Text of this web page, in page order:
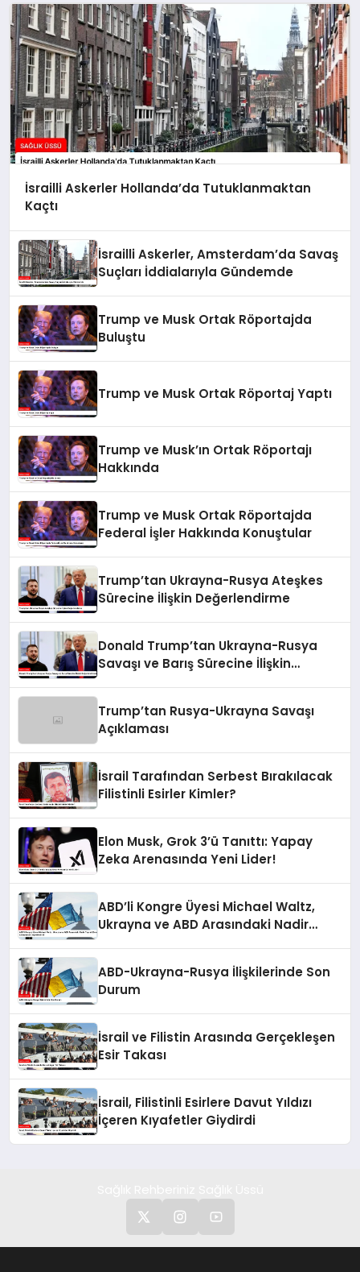
İsrailli Askerler Hollanda’da Tutuklanmaktan
Kaçtı
İsrailli Askerler, Amsterdam’da Savaş
Suçları İddialarıyla Gündemde
Trump ve Musk Ortak Röportajda
Buluştu
Trump ve Musk Ortak Röportaj Yaptı
Trump ve Musk’ın Ortak Röportajı
Hakkında
Trump ve Musk Ortak Röportajda
Federal İşler Hakkında Konuştular
Trump’tan Ukrayna-Rusya Ateşkes
Sürecine İlişkin Değerlendirme
Donald Trump’tan Ukrayna-Rusya
Savaşı ve Barış Sürecine İlişkin
Trump’tan Rusya-Ukrayna Savaşı
Açıklaması
İsrail Tarafından Serbest Bırakılacak
Filistinli Esirler Kimler?
Elon Musk, Grok 3’ü Tanıttı: Yapay
Zeka Arenasında Yeni Lider!
ABD’li Kongre Üyesi Michael Waltz,
Ukrayna ve ABD Arasındaki Nadir
ABD-Ukrayna-Rusya İlişkilerinde Son
Durum
İsrail ve Filistin Arasında Gerçekleşen
Esir Takası
İsrail, Filistinli Esirlere Davut Yıldızı
İçeren Kıyafetler Giydirdi